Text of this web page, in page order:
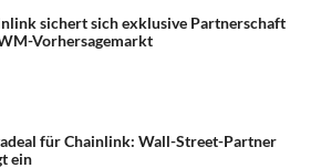
sichert sich exklusive Partnerschaft
Vorhersagemarkt
für Chainlink: Wall-Street-Partner
ein